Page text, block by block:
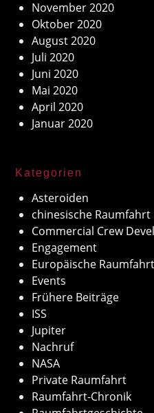
November 2020
Oktober 2020
August 2020
Juli 2020
Juni 2020
Mai 2020
April 2020
Januar 2020
Kategorien
Asteroiden
chinesische Raumfahrt
Commercial Crew
Engagement
Europäische Raumfahrt
Events
Frühere Beiträge
ISS
Jupiter
Nachruf
NASA
Private Raumfahrt
Raumfahrt-Chronik